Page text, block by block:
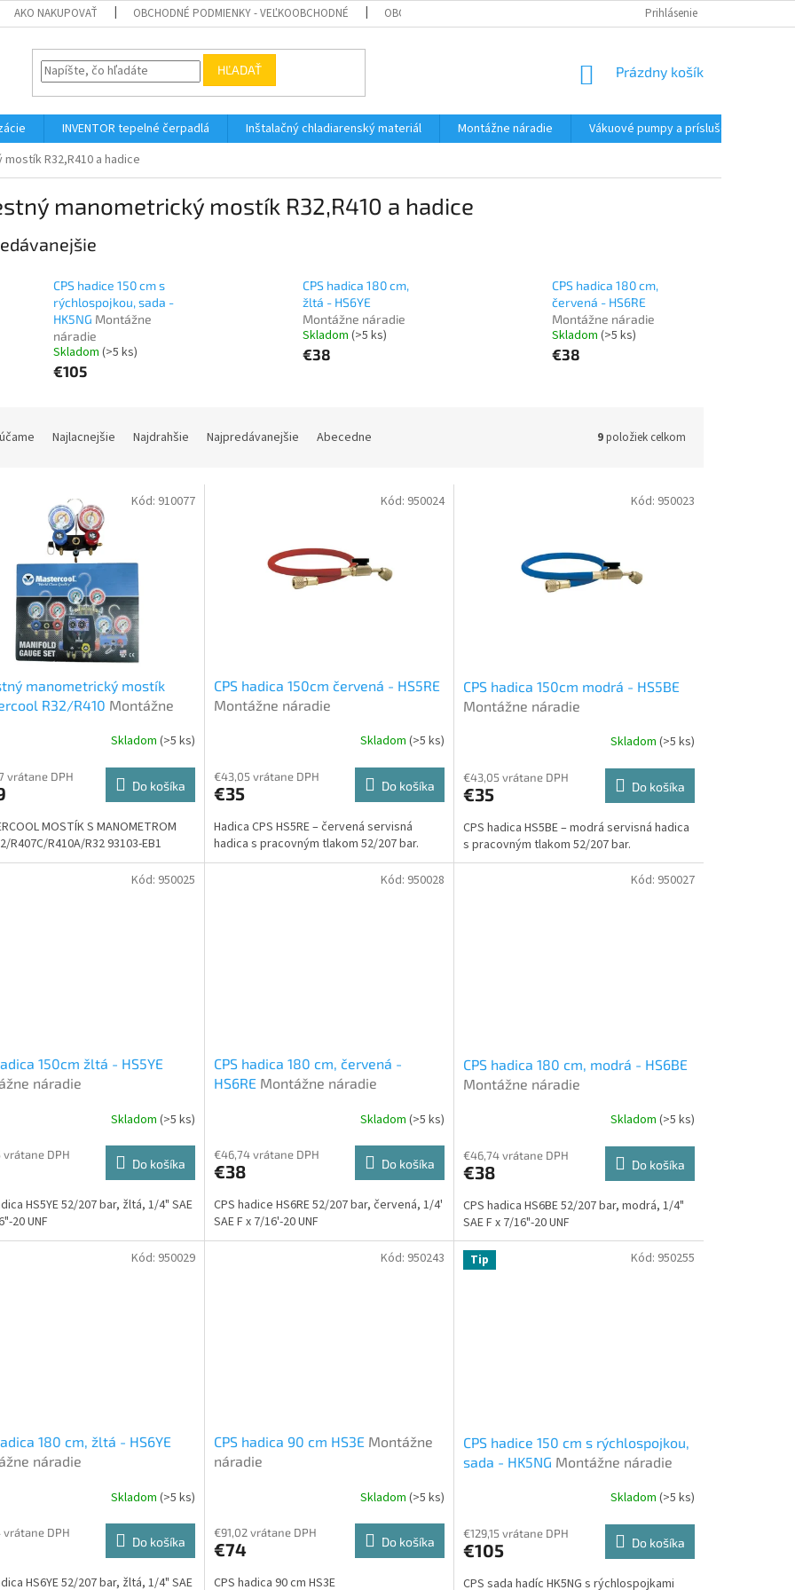
AKO NAKUPOVAŤ OBCHODNÉ PODMIENKY - VEĽKOOBCHODNÉ OBCHODNÉ PODMIENKY - MALOOBCHODNÉ PODMIENKY OCHRANY
Prihlásenie
HĽADAŤ
NÁKUPNÝ
Prázdny košík
INVENTOR tepelné čerpadlá Inštalačný chladiarenský materiál Montážne náradie Vákuové pumpy a príslušenstvo
R32,R410 a hadice
manometrický mostík R32,R410 a hadice
CPS hadice 150 cm s
rýchlospojkou, sada -
HK5NG Montážne
náradie
Skladom (>5 ks)
€105
CPS hadica 180 cm,
žltá - HS6YE
Montážne náradie
Skladom (>5 ks)
€38
CPS hadica 180 cm,
červená - HS6RE
Montážne náradie
Skladom (>5 ks)
€38
Najlacnejšie Najdrahšie Najpredávanejšie Abecedne 9položiek celkom
manometrický mostík
R32/R410 Montážne
Skladom (>5 ks)
vrátane DPH
Do košíka
MOSTÍK S MANOMETROM
R407C/R410A/R32 93103-EB1
Kód: 910077
CPS hadica 150cm červená - HS5RE
Montážne náradie
Skladom (>5 ks)
€43,05 vrátane DPH
€35 Do košíka
Hadica CPS HS5RE – červená servisná
hadica s pracovným tlakom 52/207 bar.
Kód: 950024
CPS hadica 150cm modrá - HS5BE
Montážne náradie
Skladom (>5 ks)
€43,05 vrátane DPH
€35 Do košíka
CPS hadica HS5BE – modrá servisná hadica
s pracovným tlakom 52/207 bar.
Kód: 950023
150cm žltá - HS5YE
náradie
Skladom (>5 ks)
vrátane DPH
Do košíka
HS5YE 52/207 bar, žltá, 1/4" SAE
20 UNF
Kód: 950025
CPS hadica 180 cm, červená -
HS6RE Montážne náradie
Skladom (>5 ks)
€46,74 vrátane DPH
€38 Do košíka
CPS hadice HS6RE 52/207 bar, červená, 1/4'
SAE F x 7/16'-20 UNF
Kód: 950028
CPS hadica 180 cm, modrá - HS6BE
Montážne náradie
Skladom (>5 ks)
€46,74 vrátane DPH
€38 Do košíka
CPS hadica HS6BE 52/207 bar, modrá, 1/4"
SAE F x 7/16"-20 UNF
Kód: 950027
180 cm, žltá - HS6YE
náradie
Skladom (>5 ks)
vrátane DPH
Do košíka
HS6YE 52/207 bar, žltá, 1/4" SAE
Kód: 950029
CPS hadica 90 cm HS3E Montážne
náradie
Skladom (>5 ks)
€91,02 vrátane DPH
€74 Do košíka
CPS hadica 90 cm HS3E
Kód: 950243 Tip
CPS hadice 150 cm s rýchlospojkou,
sada - HK5NG Montážne náradie
Skladom (>5 ks)
€129,15 vrátane DPH
€105 Do košíka
CPS sada hadíc HK5NG s rýchlospojkami
Kód: 950255